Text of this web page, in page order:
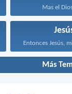
Mas el Dios
Más